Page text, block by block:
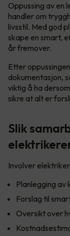
Oppussing av en
handler om
livsstil. Med god
skape en smart,
år fremover.
Etter
dokumentasjon,
viktig å ha
sikre at alt er
Slik
Involver
Planlegging
Forslag til
Oversikt over